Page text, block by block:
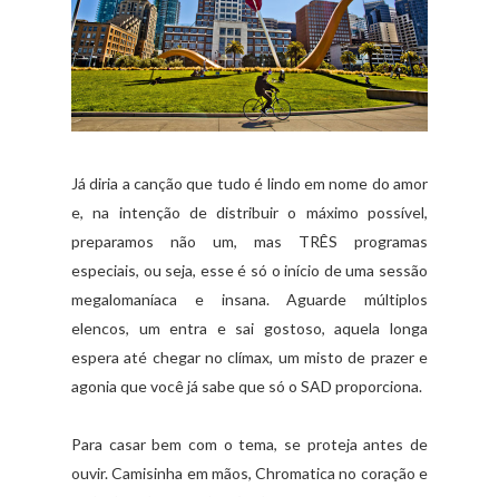
Já diria a canção que tudo é lindo em nome do amor
e, na intenção de distribuir o máximo possível,
preparamos não um, mas TRÊS programas
especiais, ou seja, esse é só o início de uma sessão
megalomaníaca e insana. Aguarde múltiplos
elencos, um entra e sai gostoso, aquela longa
espera até chegar no clímax, um misto de prazer e
agonia que você já sabe que só o SAD proporciona.
Para casar bem com o tema, se proteja antes de
ouvir. Camisinha em mãos, Chromatica no coração e